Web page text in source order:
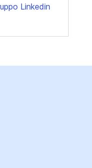
Linkedin